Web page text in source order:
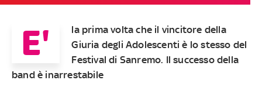
E'
la prima volta che il vincitore della
Giuria degli Adolescenti è lo stesso del
Festival di Sanremo. Il successo della
band è inarrestabile